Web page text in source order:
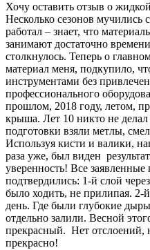
Хочу оставить отзыв о
Несколько сезонов мучились
работал – знает, что
занимают достаточно
столкнулось. Теперь о
материал меня, подкупило,
инструментами без
профессионального
прошлом, 2018 году, летом,
крыша. Лет 10 никто не
подготовки взяли метлы,
Используя кисти и валики,
раза уже, был виден
уверенность! Все
подтвердились: 1-й слой
было ходить, не прилипая.
день. Где были глубокие
отдельно залили. Весной
прекрасный. Нет отслоений,
прекрасно!